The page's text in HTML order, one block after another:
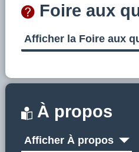
Foire aux
Afficher la Foire aux
À propos
Afficher À propos